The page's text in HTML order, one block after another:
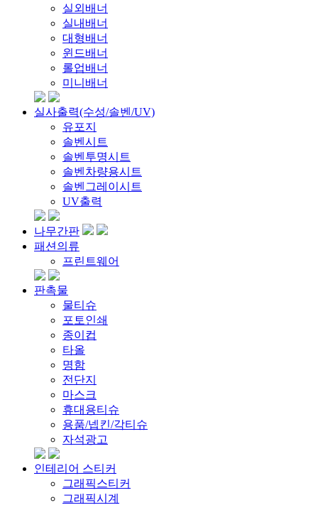
실외배너
실내배너
대형배너
윈드배너
롤업배너
미니배너
실사출력(수성/솔벤/UV)
유포지
솔벤시트
솔벤투명시트
솔벤차량용시트
솔벤그레이시트
UV출력
나무간판
패션의류
프린트웨어
판촉물
물티슈
포토인쇄
종이컵
타올
명함
전단지
마스크
휴대용티슈
용품/넵킨/각티슈
자석광고
인테리어 스티커
그래픽스티커
그래픽시계